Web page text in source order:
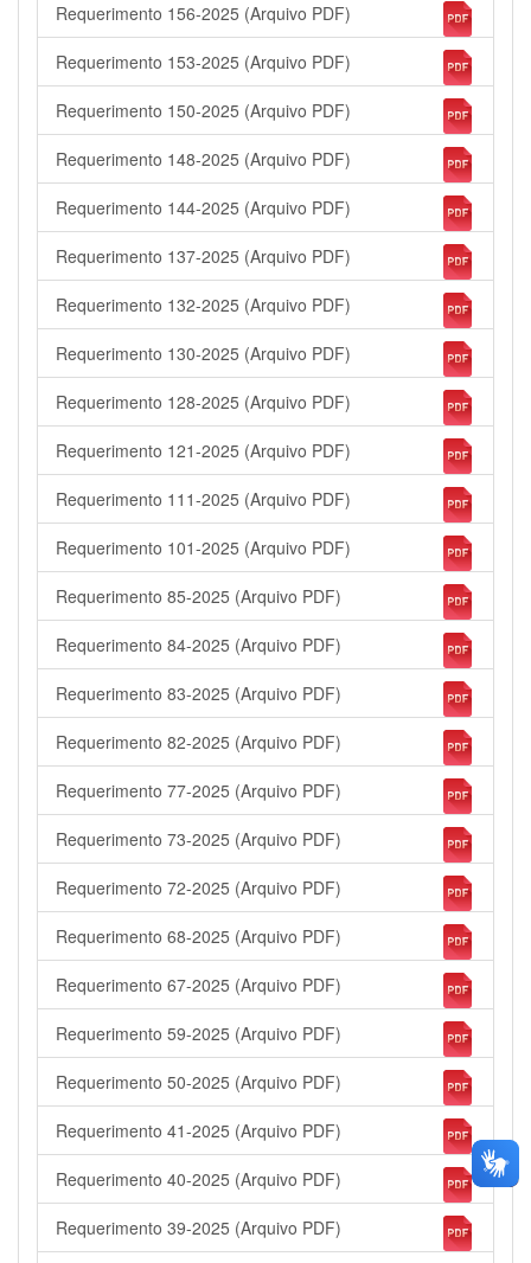
Requerimento 156-2025 (Arquivo PDF)
Requerimento 153-2025 (Arquivo PDF)
Requerimento 150-2025 (Arquivo PDF)
Requerimento 148-2025 (Arquivo PDF)
Requerimento 144-2025 (Arquivo PDF)
Requerimento 137-2025 (Arquivo PDF)
Requerimento 132-2025 (Arquivo PDF)
Requerimento 130-2025 (Arquivo PDF)
Requerimento 128-2025 (Arquivo PDF)
Requerimento 121-2025 (Arquivo PDF)
Requerimento 111-2025 (Arquivo PDF)
Requerimento 101-2025 (Arquivo PDF)
Requerimento 85-2025 (Arquivo PDF)
Requerimento 84-2025 (Arquivo PDF)
Requerimento 83-2025 (Arquivo PDF)
Requerimento 82-2025 (Arquivo PDF)
Requerimento 77-2025 (Arquivo PDF)
Requerimento 73-2025 (Arquivo PDF)
Requerimento 72-2025 (Arquivo PDF)
Requerimento 68-2025 (Arquivo PDF)
Requerimento 67-2025 (Arquivo PDF)
Requerimento 59-2025 (Arquivo PDF)
Requerimento 50-2025 (Arquivo PDF)
Requerimento 41-2025 (Arquivo PDF)
Requerimento 40-2025 (Arquivo PDF)
Requerimento 39-2025 (Arquivo PDF)